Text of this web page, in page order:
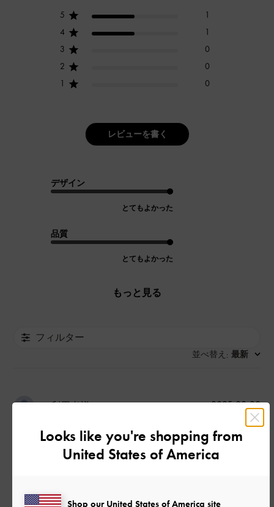
5
1
4
1
3
0
2
0
1
0
レビューを書く
デザイン
とてもよかった
品質
とてもよかった
もっと見る
フィルター
並べ替え : 最新
ご利用者様
ゆったりめが好きな方はワンサ
イズUP
公
日
2025-08-30
Looks like you're shopping from
United States of America
Shop our United States of America site